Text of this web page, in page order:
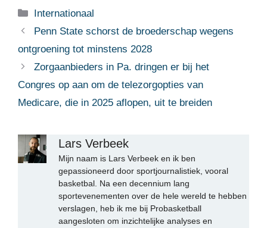
Categorieën
Internationaal
Penn State schorst de broederschap wegens
ontgroening tot minstens 2028
Zorgaanbieders in Pa. dringen er bij het
Congres op aan om de telezorgopties van
Medicare, die in 2025 aflopen, uit te breiden
Lars Verbeek
Mijn naam is Lars Verbeek en ik ben
gepassioneerd door sportjournalistiek, vooral
basketbal. Na een decennium lang
sportevenementen over de hele wereld te hebben
verslagen, heb ik me bij Probasketball
aangesloten om inzichtelijke analyses en